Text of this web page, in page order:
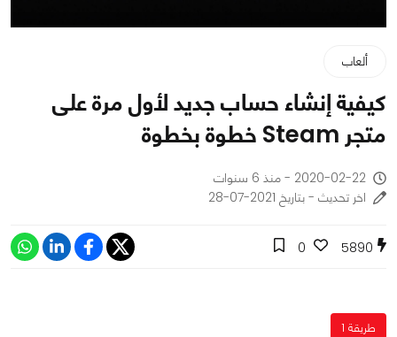
ألعاب
كيفية إنشاء حساب جديد لأول مرة على
متجر Steam خطوة بخطوة
2020-02-22 - منذ 6 سنوات
اخر تحديث - بتاريخ 2021-07-28
5890
0
طريقة 1